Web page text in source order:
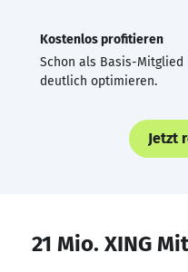
Kostenlos profitieren
Schon als Basis-Mitglied
deutlich optimieren.
Jetzt
21 Mio. XING